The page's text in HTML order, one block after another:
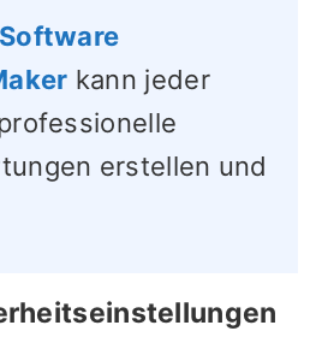
kann jeder
erstellen und